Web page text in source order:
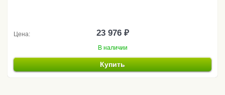
Цена: 23 976 ₽
В наличии
Купить